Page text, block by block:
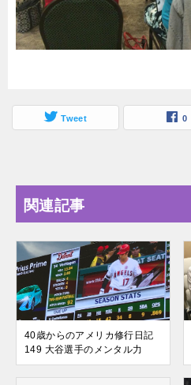
Tweet 0
関連記事
40歳からのアメリカ修行日記
149 大谷選手のメンタル力